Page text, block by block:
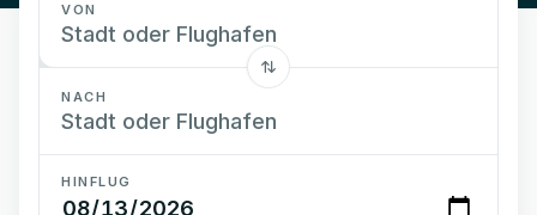
VON
NACH
HINFLUG